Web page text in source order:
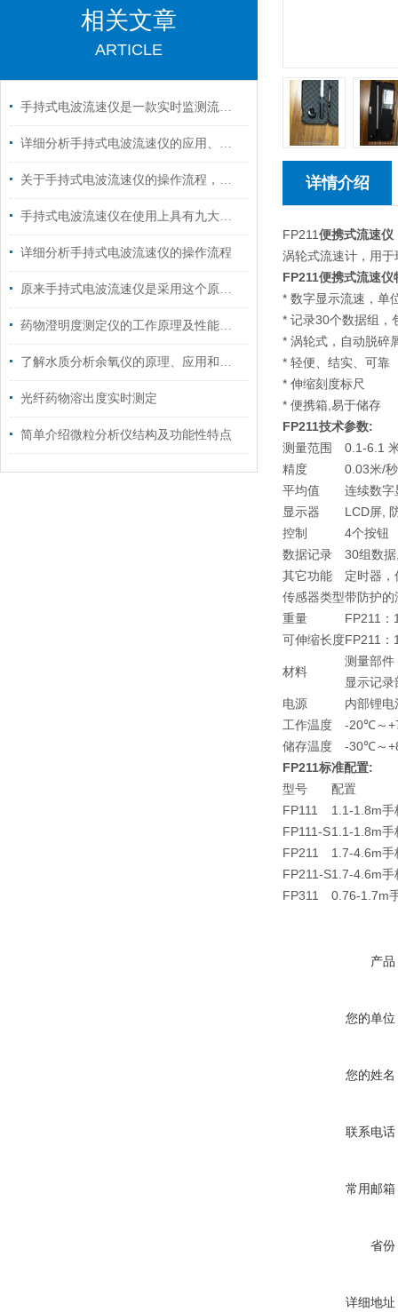
相关文章
ARTICLE
手持式电波流速仪是一款实时监测流体运动的便携利器
详细分析手持式电波流速仪的应用、配置以及主要优势
关于手持式电波流速仪的操作流程，这里有详细的
手持式电波流速仪在使用上具有九大特点
详细分析手持式电波流速仪的操作流程
原来手持式电波流速仪是采用这个原理进行工作的！
药物澄明度测定仪的工作原理及性能特点
了解水质分析余氧仪的原理、应用和选择
光纤药物溶出度实时测定
简单介绍微粒分析仪结构及功能性特点
详情介绍
FP211便携式流速仪
涡轮式流速计，用
FP211便携式流速仪
* 数字显示流速，单
* 记录30个数据组，
* 涡轮式，自动脱碎
* 轻便、结实、可靠
* 伸缩刻度标尺
* 便携箱,易于储存
FP211技术参数:
测量范围
0.1-6.1
精度
0.03米/秒
平均值
连续数字
显示器
LCD屏,
控制
4个按钮
数据记录
30组数
其它功能
定时器
传感器类型带防护的
重量
FP211：
可伸缩长度FP211
材料
测量部件
显示记
电源
内部锂
工作温度
-20℃～
储存温度
-30℃～
FP211标准配置:
型号
配置
FP111
1.1-1.8m手
FP111-S1.1-1.8m手
FP211
1.7-4.6m手
FP211-S1.7-4.6m手
FP311
0.76-1.7m
产品
您的单位
您的姓名
联系电话
常用邮箱
省份
详细地址